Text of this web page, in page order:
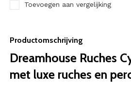
Toevoegen aan vergelijking
Productomschrijving
Dreamhouse Ruches
met luxe ruches en